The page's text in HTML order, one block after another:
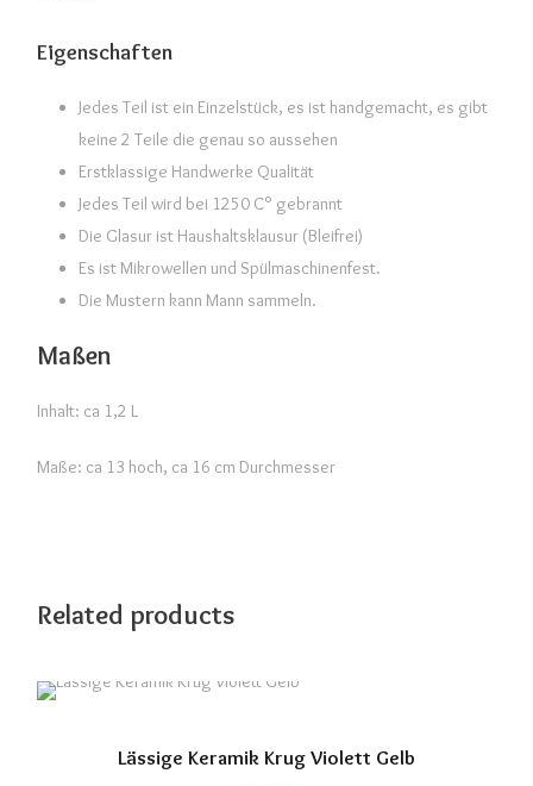
Eigenschaften
Jedes Teil ist ein Einzelstück, es ist handgemacht, es gibt
keine 2 Teile die genau so aussehen
Erstklassige Handwerke Qualität
Jedes Teil wird bei 1250 C° gebrannt
Die Glasur ist Haushaltsklausur (Bleifrei)
Es ist Mikrowellen und Spülmaschinenfest.
Die Mustern kann Mann sammeln.
Maßen
Inhalt: ca 1,2 L
Maße: ca 13 hoch, ca 16 cm Durchmesser
Related products
Lässige Keramik Krug Violett Gelb